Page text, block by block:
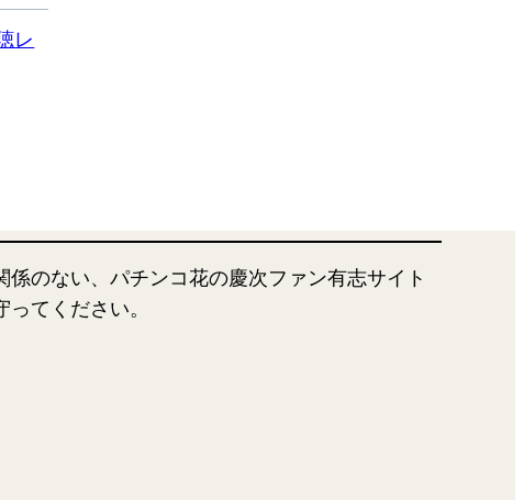
レ
のない、パチンコ花の慶次ファン有志サイト
てください。